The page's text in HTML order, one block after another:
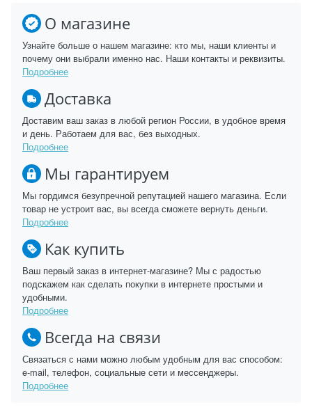
О магазине
Узнайте больше о нашем магазине: кто мы, наши клиенты и
почему они выбрали именно нас. Наши контакты и реквизиты.
Подробнее
Доставка
Доставим ваш заказ в любой регион России, в удобное время
и день. Работаем для вас, без выходных.
Подробнее
Мы гарантируем
Мы гордимся безупречной репутацией нашего магазина. Если
товар не устроит вас, вы всегда сможете вернуть деньги.
Подробнее
Как купить
Ваш первый заказ в интернет-магазине? Мы с радостью
подскажем как сделать покупки в интернете простыми и
удобными.
Подробнее
Всегда на связи
Связаться с нами можно любым удобным для вас способом:
e-mail, телефон, социальные сети и мессенджеры.
Подробнее